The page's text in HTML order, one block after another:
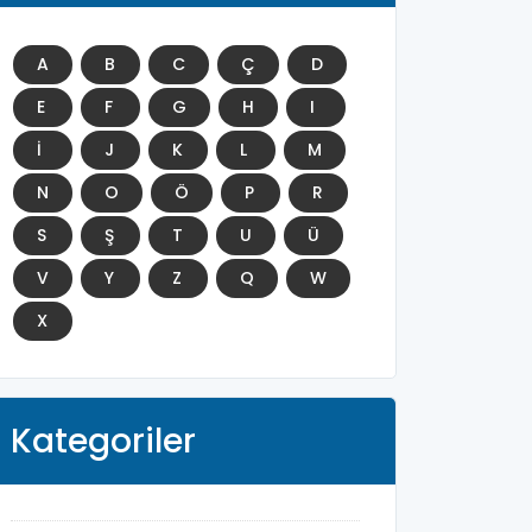
A B C Ç
D
E
F G H
I
İ
J K L
M
N
O Ö P
R
S
Ş T U
Ü
V
Y Z Q
W
X
Kategoriler